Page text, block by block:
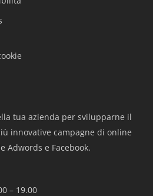
tua azienda per svilupparne il
innovative campagne di online
Adwords e Facebook.
– 19.00